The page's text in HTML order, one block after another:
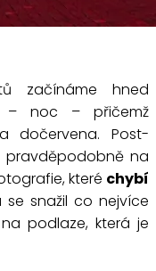
začínáme hned
– noc – přičemž
dočervena. Post-
pravděpodobně na
které chybí
se snažil co nejvíce
podlaze, která je